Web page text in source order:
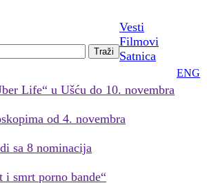
Vesti
Filmovi
Satnica
ENG
Life“ u Ušću do 10. novembra
od 4. novembra
sa 8 nominacija
smrt porno bande“